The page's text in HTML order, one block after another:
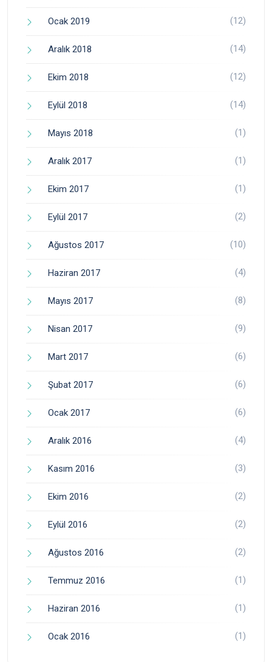
Ocak 2019 (12)
Aralık 2018 (14)
Ekim 2018 (12)
Eylül 2018 (14)
Mayıs 2018 (1)
Aralık 2017 (1)
Ekim 2017 (1)
Eylül 2017 (2)
Ağustos 2017 (10)
Haziran 2017 (4)
Mayıs 2017 (8)
Nisan 2017 (9)
Mart 2017 (6)
Şubat 2017 (6)
Ocak 2017 (6)
Aralık 2016 (4)
Kasım 2016 (3)
Ekim 2016 (2)
Eylül 2016 (2)
Ağustos 2016 (2)
Temmuz 2016 (1)
Haziran 2016 (1)
Ocak 2016 (1)